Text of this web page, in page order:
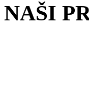
NAŠI